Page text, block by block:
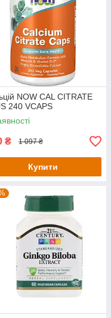
NOW CAL CITRATE
240 VCAPS
₴ 1 097 ₴
Купити